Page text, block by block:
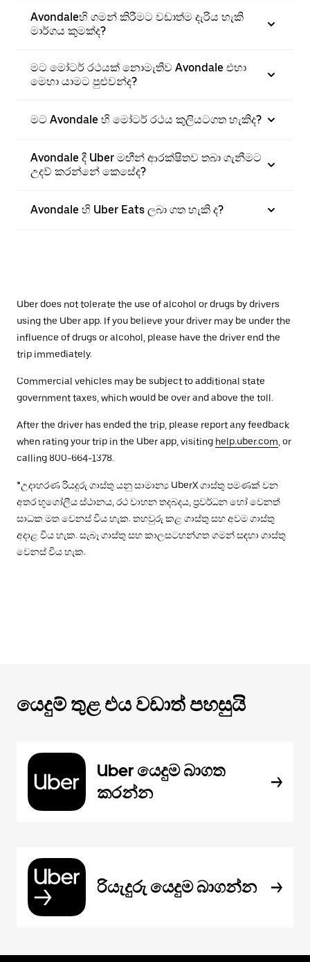
Avondaleහි ගමන් කිරීමට වඩාත්ම දැරිය හැකි
මාර්ගය කුමක්ද?
මට මෝටර් රථයක් නොමැතිව Avondale එහා
මෙහා යාමට පුළුවන්ද?
මට Avondale හි මෝටර් රථය කුලියටගත හැකිද?
Avondale දී Uber මඟීන් ආරක්ෂිතව තබා ගැනීමට
උදව් කරන්නේ කෙසේද?
Avondale හි Uber Eats ලබා ගත හැකි ද?
Uber does not tolerate the use of alcohol or drugs by drivers
using the Uber app. If you believe your driver may be under the
influence of drugs or alcohol, please have the driver end the
trip immediately.
Commercial vehicles may be subject to additional state
government taxes, which would be over and above the toll.
After the driver has ended the trip, please report any feedback
when rating your trip in the Uber app, visiting help.uber.com , or
calling 800-664-1378.
*උදාහරණ රියදුරු ගාස්තු යනු සාමාන්‍ය UberX ගාස්තු පමණක් වන
අතර භූගෝලීය ස්ථානය, රථ වාහන තදබදය, ප්‍රවර්ධන හෝ වෙනත්
සාධක මත වෙනස් විය හැක. තහවුරු කළ ගාස්තු සහ අවම ගාස්තු
අදාළ විය හැක. සැබෑ ගාස්තු සහ කාලසටහන්ගත ගමන් සඳහා ගාස්තු
වෙනස් විය හැක.
යෙදුම් තුළ එය වඩාත් පහසුයි
Uber යෙදුම බාගත
කරන්න
රියැදුරු යෙදුම බාගන්න